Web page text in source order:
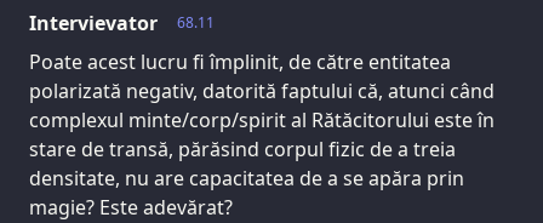
68.11
Intervievator
Poate acest lucru fi împlinit, de către entitatea
polarizată negativ, datorită faptului că, atunci când
complexul minte/corp/spirit al Rătăcitorului este în
stare de transă, părăsind corpul fizic de a treia
densitate, nu are capacitatea de a se apăra prin
magie? Este adevărat?